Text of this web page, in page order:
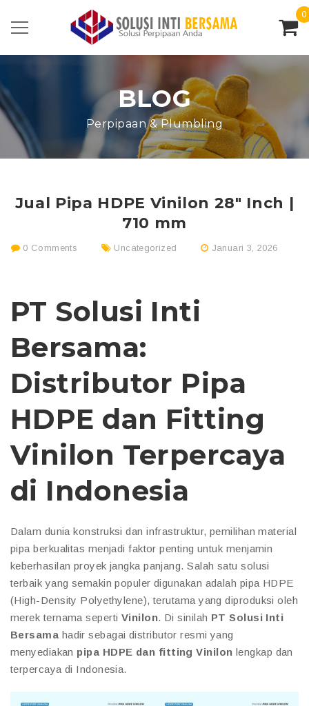
0
BLOG
Perpipaan & Plumbling
Jual Pipa HDPE Vinilon 28″ Inch |
710 mm
0 Comments Uncategorized Januari 3, 2026
PT Solusi Inti
Bersama:
Distributor Pipa
HDPE dan Fitting
Vinilon Terpercaya
di Indonesia
Dalam dunia konstruksi dan infrastruktur, pemilihan material
pipa berkualitas menjadi faktor penting untuk menjamin
keberhasilan proyek jangka panjang. Salah satu solusi
terbaik yang semakin populer digunakan adalah pipa HDPE
(High-Density Polyethylene), terutama yang diproduksi oleh
merek ternama seperti Vinilon. Di sinilah PT Solusi Inti
Bersama hadir sebagai distributor resmi yang
menyediakan pipa HDPE dan fitting Vinilon lengkap dan
terpercaya di Indonesia.